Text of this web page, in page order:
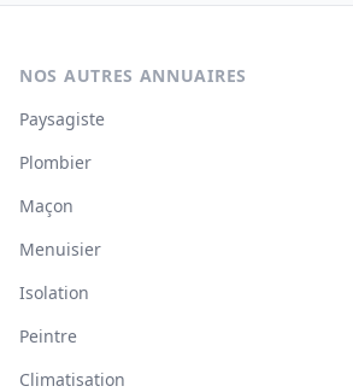
NOS AUTRES ANNUAIRES
Paysagiste
Plombier
Maçon
Menuisier
Isolation
Peintre
Climatisation